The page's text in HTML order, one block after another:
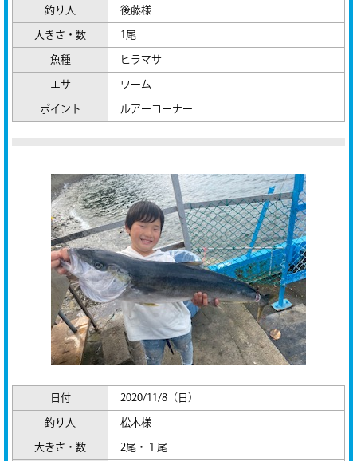
釣り人 後藤様
大きさ・数 1尾
魚種 ヒラマサ
エサ ワーム
ポイント ルアーコーナー
日付 2020/11/8（日）
釣り人 松木様
大きさ・数 2尾・１尾